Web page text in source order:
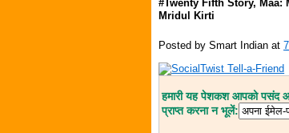
#Twenty Fifth Story, Maa:
Mridul Kirti
Posted bySmart Indian at
हमारी यह पेशकश आपको पसंद
प्राप्त करना न भूलें: